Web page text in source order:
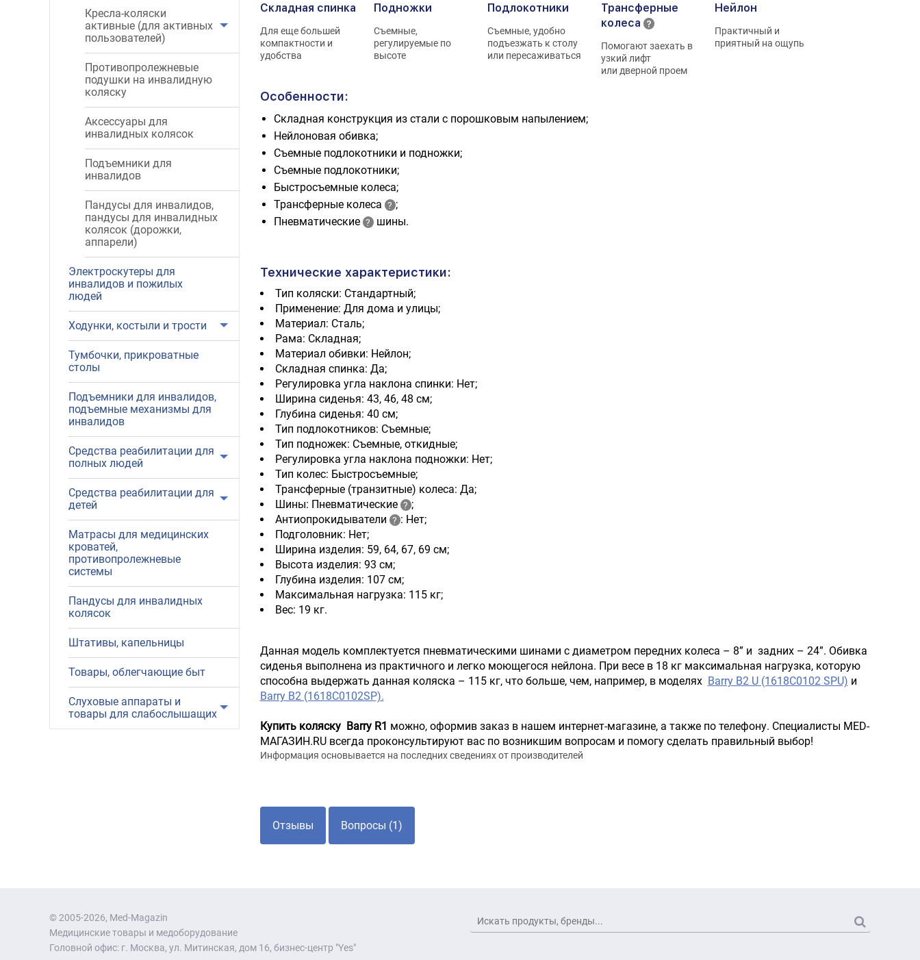
Кресла-коляски
активные (для активных
пользователей)
Противопролежневые
подушки на инвалидную
коляску
Аксессуары для
инвалидных колясок
Подъемники для
инвалидов
Пандусы для инвалидов,
пандусы для инвалидных
колясок (дорожки,
аппарели)
Электроскутеры для
инвалидов и пожилых
людей
Ходунки, костыли и трости
Тумбочки, прикроватные
столы
Подъемники для инвалидов,
подъемные механизмы для
инвалидов
Средства реабилитации для
полных людей
Средства реабилитации для
детей
Матрасы для медицинских
кроватей,
противопролежневые
системы
Пандусы для инвалидных
колясок
Штативы, капельницы
Товары, облегчающие быт
Слуховые аппараты и
товары для слабослышащих
Складная спинка
Для еще большей
компактности и
удобства
Подножки
Съемные,
регулируемые по
высоте
Подлокотники
Съемные, удобно
подъезжать к столу
или пересаживаться
Трансферные
колеса
Помогают заехать в
узкий лифт
или дверной проем
Нейлон
Практичный и
приятный на ощупь
Особенности:
Складная конструкция из стали с порошковым напылением;
Нейлоновая обивка;
Съемные подлокотники и подножки;
Съемные подлокотники;
Быстросъемные колеса;
Трансферные колеса
;
Пневматические
шины.
Технические характеристики:
Тип коляски: Стандартный;
Применение: Для дома и улицы;
Материал: Сталь;
Рама: Складная;
Материал обивки: Нейлон;
Складная спинка: Да;
Регулировка угла наклона спинки: Нет;
Ширина сиденья: 43, 46, 48 см;
Глубина сиденья: 40 см;
Тип подлокотников: Съемные;
Тип подножек: Съемные, откидные;
Регулировка угла наклона подножки: Нет;
Тип колес: Быстросъемные;
Трансферные (транзитные) колеса: Да;
Шины: Пневматические
;
Антиопрокидыватели
: Нет;
Подголовник: Нет;
Ширина изделия: 59, 64, 67, 69 см;
Высота изделия: 93 см;
Глубина изделия: 107 см;
Максимальная нагрузка: 115 кг;
Вес: 19 кг.
Данная модель комплектуется пневматическими шинами с диаметром передних колеса – 8” и задних – 24”. Обивка
сиденья выполнена из практичного и легко моющегося нейлона. При весе в 18 кг максимальная нагрузка, которую
способна выдержать данная коляска – 115 кг, что больше, чем, например, в моделях Barry B2 U (1618C0102 SPU) и
Barry B2 (1618C0102SP).
Купить коляску Barry R1 можно, оформив заказ в нашем интернет-магазине, а также по телефону. Специалисты MED-
МАГАЗИН.RU всегда проконсультируют вас по возникшим вопросам и помогу сделать правильный выбор!
Информация основывается на последних сведениях от производителей
Отзывы Вопросы (1)
© 2005-2026, Med-Magazin
Медицинские товары и медоборудование
Головной офис: г. Москва, ул. Митинская, дом 16, бизнес-центр "Yes"